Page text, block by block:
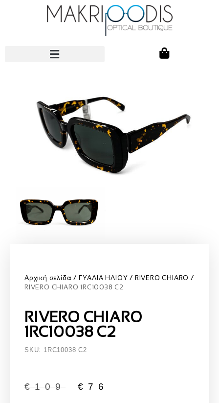
Αρχική σελίδα ΓΥΑΛΙΑ ΗΛΙΟΥ
RIVERO CHIARO
RIVERO CHIARO 1RC10038 C2
RIVERO CHIARO
1RC10038 C2
SKU: 1RC10038 C2
€109 € 76